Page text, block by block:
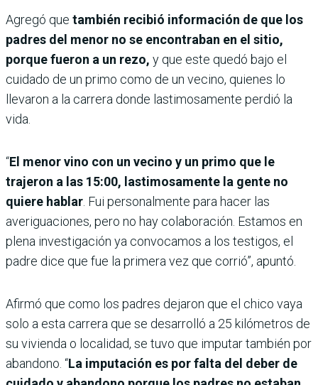
Agregó que también recibió información de que los
padres del menor no se encontraban en el sitio,
porque fueron a un rezo, y que este quedó bajo el
cuidado de un primo como de un vecino, quienes lo
llevaron a la carrera donde lastimosamente perdió la
vida.
“El menor vino con un vecino y un primo que le
trajeron a las 15:00, lastimosamente la gente no
quiere hablar . Fui personalmente para hacer las
averiguaciones, pero no hay colaboración. Estamos en
plena investigación ya convocamos a los testigos, el
padre dice que fue la primera vez que corrió”, apuntó.
Afirmó que como los padres dejaron que el chico vaya
solo a esta carrera que se desarrolló a 25 kilómetros de
su vivienda o localidad, se tuvo que imputar también por
abandono. “La imputación es por falta del deber de